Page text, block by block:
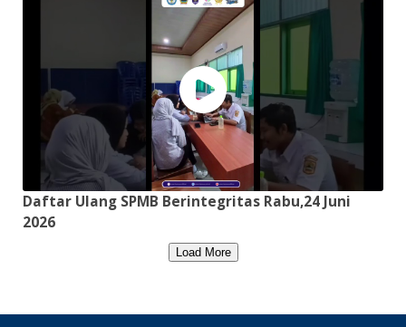
Daftar Ulang SPMB Berintegritas Rabu,24 Juni
2026
Load More